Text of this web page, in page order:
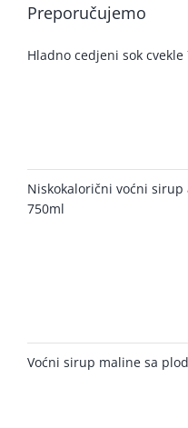
Preporučujemo
Hladno cedjeni sok cvekle
Niskokalorični voćni
750ml
Voćni sirup maline sa